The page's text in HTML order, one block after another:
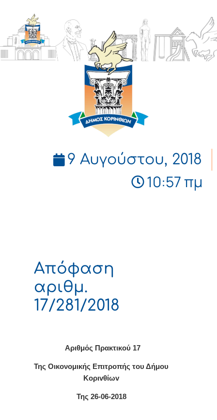
ΔΗΜΟΣ
ΚΟΡΙΝΘΙΩΝ
9 Αυγούστου, 2018
10:57 πμ
Απόφαση
αριθμ.
17/281/2018
Αριθμός Πρακτικού 17
Της Οικονομικής Επιτρoπής τoυ Δήμoυ
Κoριvθίωv
Της 26-06-2018